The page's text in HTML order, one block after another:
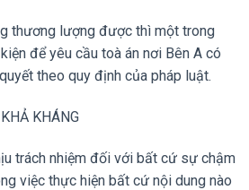
thương lượng được thì một trong
để yêu cầu toà án nơi Bên A có
theo quy định của pháp luật.
KHÁNG
trách nhiệm đối với bất cứ sự chậm
việc thực hiện bất cứ nội dung nào